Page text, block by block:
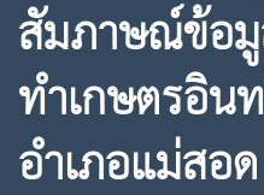
สัมภาษณ์ข้อมู
ทำเกษตรอิน
อำเภอแม่สอ